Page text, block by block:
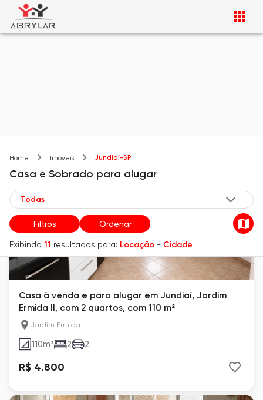
Home Imóveis Jundiaí-SP
Casa e Sobrado para alugar
Filtros Ordenar
Exibindo 11 resultados para: Locação - Cidade
Casa à venda e para alugar em Jundiaí, Jardim
Ermida II, com 2 quartos, com 110 m²
Jardim Ermida II
110m² 2 2
R$ 4.800